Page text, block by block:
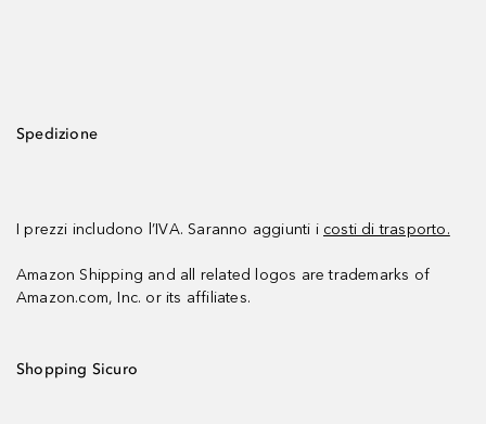
Spedizione
I prezzi includono l’IVA. Saranno aggiunti i costi di trasporto.
Amazon Shipping and all related logos are trademarks of
Amazon.com, Inc. or its affiliates.
Shopping Sicuro